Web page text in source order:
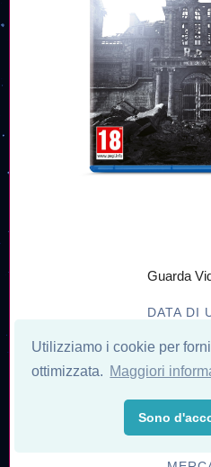
Utilizziamo i cookie per
ottimizzata. Maggiori
Sono
Guarda
DATA DI